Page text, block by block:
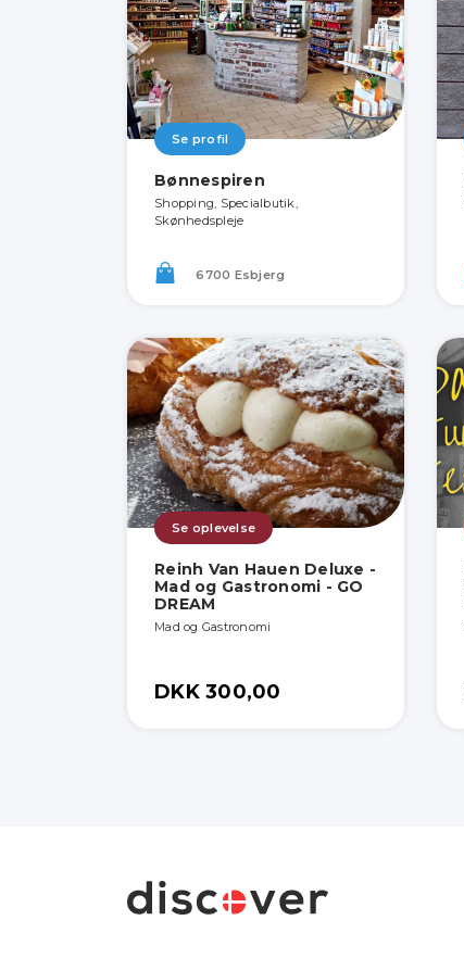
Se profil
Bønnespiren
Shopping, Specialbutik,
Skønhedspleje
6700 Esbjerg
Se oplevelse
Reinh Van Hauen Deluxe -
Mad og Gastronomi - GO
DREAM
Mad og Gastronomi
DKK 300,00